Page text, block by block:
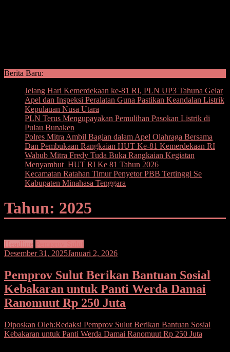
Berita Baru:
Jelang Hari Kemerdekaan ke-81 RI, PLN UP3 Tahuna Gelar
Apel dan Inspeksi Peralatan Guna Pastikan Keandalan Listrik
Kepulauan Nusa Utara
PLN Terus Mengupayakan Pemulihan Pasokan Listrik di
Pulau Bunaken
Polres Mitra Ambil Bagian dalam Apel Olahraga Bersama
Dan Pembukaan Rangkaian HUT Ke-81 Kemerdekaan RI
Wabub Mitra Fredy Tuda Buka Rangkaian Kegiatan
Menyambut HUT RI Ke 81 Tahun 2026
Kecamatan Ratahan Timur Penyetor PBB Tertinggi Se
Kabupaten Minahasa Tenggara
Tahun: 2025
Headline
Desember 31, 2025Januari 2, 2026
Pemprov Sulut Berikan Bantuan Sosial
Kebakaran untuk Panti Werda Damai
Ranomuut Rp 250 Juta
Diposkan Oleh:Redaksi Pemprov Sulut Berikan Bantuan Sosial
Kebakaran untuk Panti Werda Damai Ranomuut Rp 250 Juta